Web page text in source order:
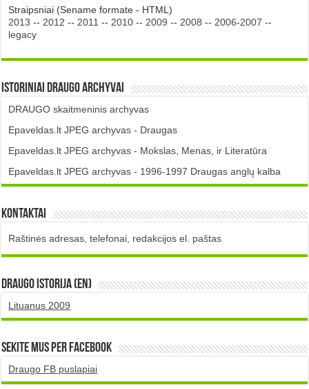
Straipsniai (Sename formate - HTML)
2013 -- 2012 -- 2011 -- 2010 -- 2009 -- 2008 -- 2006-2007 --
legacy
Istoriniai DRAUGO Archyvai
DRAUGO skaitmeninis archyvas
Epaveldas.lt JPEG archyvas - Draugas
Epaveldas.lt JPEG archyvas - Mokslas, Menas, ir Literatūra
Epaveldas.lt JPEG archyvas - 1996-1997 Draugas anglų kalba
Kontaktai
Raštinės adresas, telefonai, redakcijos el. paštas
DRAUGO istorija (EN)
Lituanus 2009
Sekite mus per Facebook
Draugo FB puslapiai